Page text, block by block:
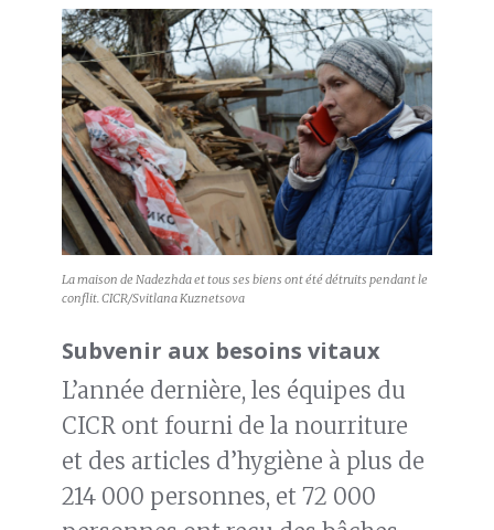
La maison de Nadezhda et tous ses biens ont été détruits pendant le
conflit. CICR/Svitlana Kuznetsova
Subvenir aux besoins vitaux
L’année dernière, les équipes du
CICR ont fourni de la nourriture
et des articles d’hygiène à plus de
214 000 personnes, et 72 000